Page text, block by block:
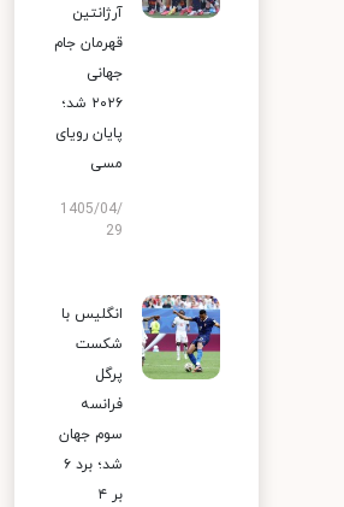
آرژانتین
قهرمان جام
جهانی
۲۰۲۶ شد؛
پایان رویای
مسی
1405/04/
29
انگلیس با
شکست
پرگل
فرانسه
سوم جهان
شد؛ برد ۶
بر ۴